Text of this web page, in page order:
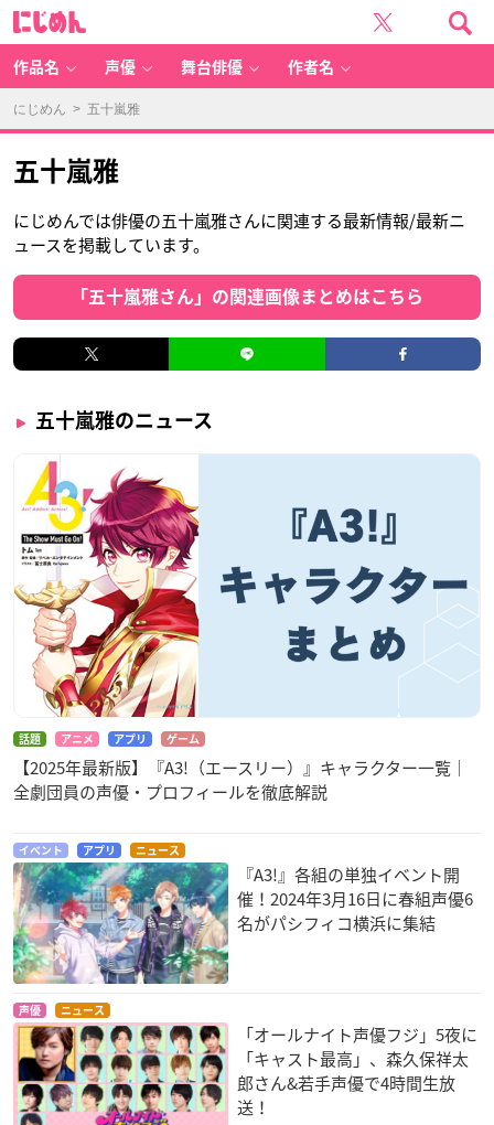
作品名 声優 舞台俳優 作者名
にじめん > 五十嵐雅
五十嵐雅
にじめんでは俳優の五十嵐雅さんに関連する最新情報/最新ニ
ュースを掲載しています。
「五十嵐雅さん」の関連画像まとめはこちら
五十嵐雅のニュース
話題 アニメ アプリ ゲーム
【2025年最新版】『A3!（エースリー）』キャラクター一覧｜
全劇団員の声優・プロフィールを徹底解説
イベント アプリ ニュース
『A3!』各組の単独イベント開
催！2024年3月16日に春組声優6
名がパシフィコ横浜に集結
声優 ニュース
「オールナイト声優フジ」5夜に
「キャスト最高」、森久保祥太
郎さん&若手声優で4時間生放
送！